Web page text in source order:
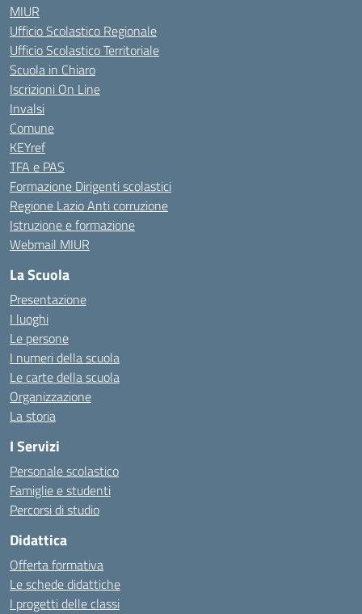
MIUR
Ufficio Scolastico Regionale
Ufficio Scolastico Territoriale
Scuola in Chiaro
Iscrizioni On Line
Invalsi
Comune
KEYref
TFA e PAS
Formazione Dirigenti scolastici
Regione Lazio Anti corruzione
Istruzione e formazione
Webmail MIUR
La Scuola
Presentazione
I luoghi
Le persone
I numeri della scuola
Le carte della scuola
Organizzazione
La storia
I Servizi
Personale scolastico
Famiglie e studenti
Percorsi di studio
Didattica
Offerta formativa
Le schede didattiche
I progetti delle classi